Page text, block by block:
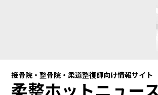
接骨院・整骨院・柔道整復師向け情報サイト
柔整ホットニュー